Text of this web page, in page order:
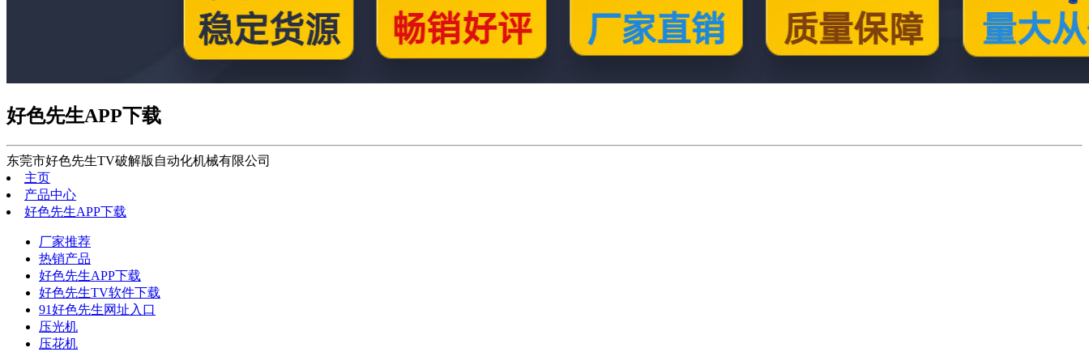
好色先生APP下载
东莞市好色先生TV破解版自动化机械有限公司
主页
产品中心
好色先生APP下载
厂家推荐
热销产品
好色先生APP下载
好色先生TV软件下载
91好色先生网址入口
压光机
压花机